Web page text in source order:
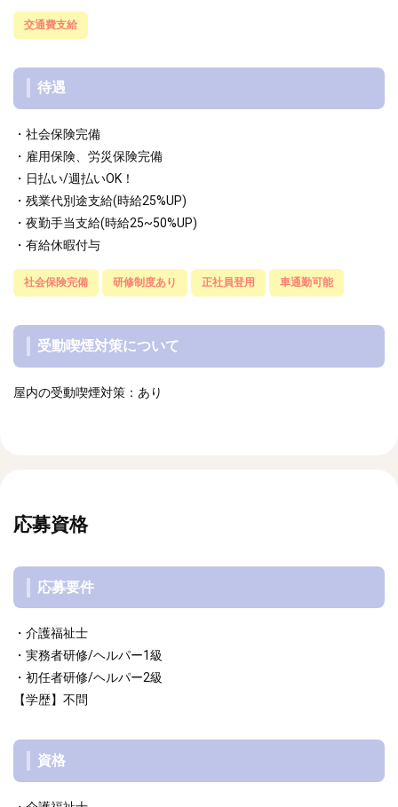
交通費支給
待遇
・社会保険完備
・雇用保険、労災保険完備
・日払い/週払いOK！
・残業代別途支給(時給25%UP)
・夜勤手当支給(時給25~50%UP)
・有給休暇付与
社会保険完備 研修制度あり 正社員登用 車通勤可能
受動喫煙対策について
屋内の受動喫煙対策：あり
応募資格
応募要件
・介護福祉士
・実務者研修/ヘルパー1級
・初任者研修/ヘルパー2級
【学歴】不問
資格